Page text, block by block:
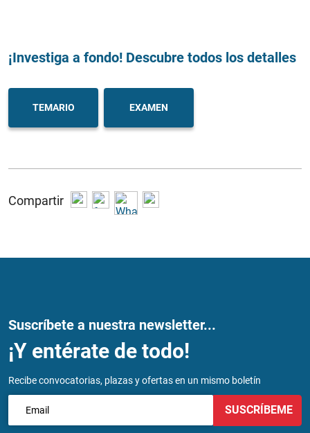
¡Investiga a fondo! Descubre todos los detalles
TEMARIO EXAMEN
Compartir
Suscríbete a nuestra newsletter...
¡Y entérate de todo!
Recibe convocatorias, plazas y ofertas en un mismo boletín
SUSCRÍBEME